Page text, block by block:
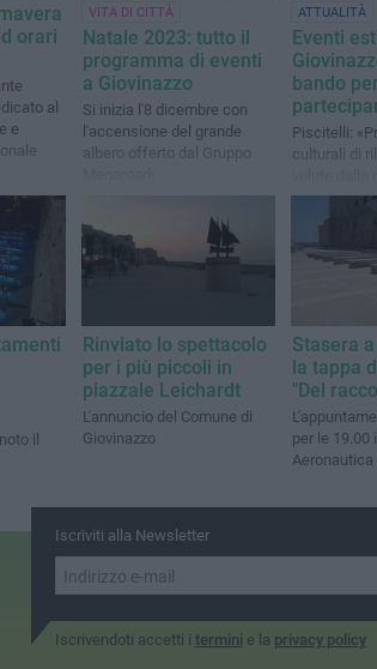
orari
al
e
VITA DI CITTÀ
Natale 2023: tutto il
programma di eventi
a Giovinazzo
Si inizia l'8 dicembre con
l'accensione del grande
albero offerto dal Gruppo
ATTUALITÀ
Eventi
bando per
Piscitelli:
culturali di
il
Rinviato lo spettacolo
per i più piccoli in
piazzale Leichardt
L'annuncio del Comune di
Giovinazzo
Stasera
la tappa
"Del
per le 19.00
Iscriviti alla Newsletter
Iscrivendoti accetti i termini e la privacy policy